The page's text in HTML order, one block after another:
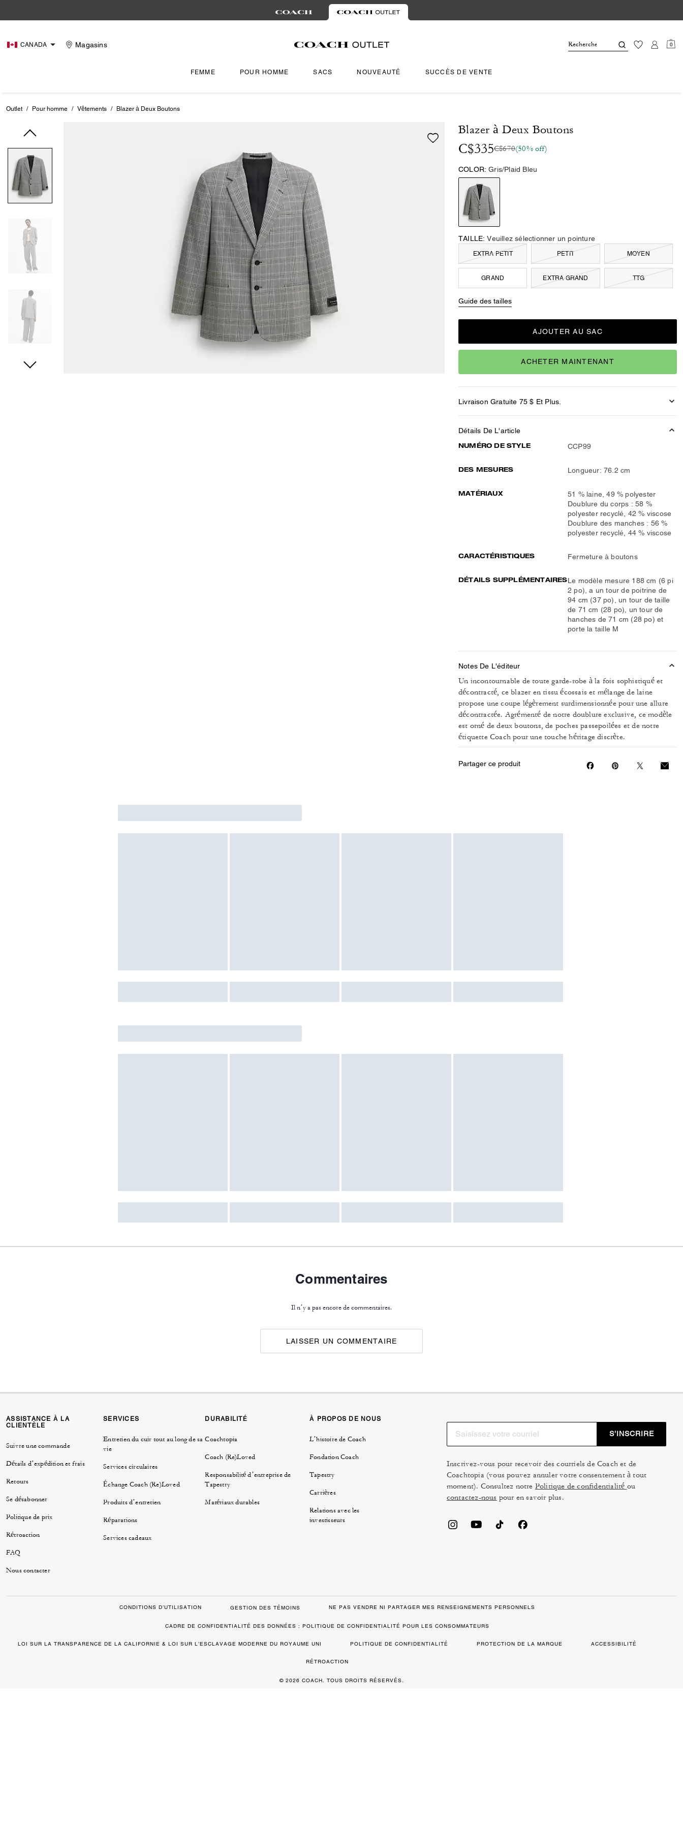
CANADA Magasins 0
FEMME POUR HOMME SACS NOUVEAUTÉ SUCCÈS DE VENTE
Outlet / Pour homme / Vêtements / Blazer à Deux Boutons
Blazer à Deux Boutons
C$335C$670(50% off)
COLOR: Gris/Plaid Bleu
TAILLE: Veuillez sélectionner un pointure
EXTRA PETIT PETIT MOYEN
GRAND EXTRA GRAND TTG
Guide des tailles
AJOUTER AU SAC
ACHETER MAINTENANT
Livraison Gratuite 75 $ Et Plus.
Détails De L'article
NUMÉRO DE STYLE CCP99
DES MESURES Longueur: 76.2 cm
MATÉRIAUX
51 % laine, 49 % polyester
Doublure du corps : 58 %
polyester recyclé, 42 % viscose
Doublure des manches : 56 %
polyester recyclé, 44 % viscose
CARACTÉRISTIQUES Fermeture à boutons
DÉTAILS SUPPLÉMENTAIRESLe modèle mesure 188 cm (6 pi
2 po), a un tour de poitrine de
94 cm (37 po), un tour de taille
de 71 cm (28 po), un tour de
hanches de 71 cm (28 po) et
porte la taille M
Notes De L'éditeur
Un incontournable de toute garde-robe à la fois sophistiqué et
décontracté, ce blazer en tissu écossais et mélange de laine
propose une coupe légèrement surdimensionnée pour une allure
décontractée. Agrémenté de notre doublure exclusive, ce modèle
est orné de deux boutons, de poches passepoilées et de notre
étiquette Coach pour une touche héritage discrète.
Partager ce produit
Commentaires
Il n’y a pas encore de commentaires.
LAISSER UN COMMENTAIRE
ASSISTANCE À LA
CLIENTÈLE
Suivre une commande
Détails d’expédition et frais
Retours
Se désabonner
Politique de prix
Rétroaction
FAQ
Nous contacter
SERVICES
Entretien du cuir tout au long de sa
vie
Services circulaires
Échange Coach (Re)Loved
Produits d’entretien
Réparations
Services cadeaux
DURABILITÉ
Coachtopia
Coach (Re)Loved
Responsabilité d’entreprise de
Tapestry
Matériaux durables
À PROPOS DE NOUS
L’histoire de Coach
Fondation Coach
Tapestry
Carrières
Relations avec les
investisseurs
S’INSCRIRE
Inscrivez-vous pour recevoir des courriels de Coach et de
Coachtopia (vous pouvez annuler votre consentement à tout
moment). Consultez notre Politique de confidentialité ou
contactez-nous pour en savoir plus.
CONDITIONS D’UTILISATION GESTION DES TÉMOINS NE PAS VENDRE NI PARTAGER MES RENSEIGNEMENTS PERSONNELS
CADRE DE CONFIDENTIALITÉ DES DONNÉES : POLITIQUE DE CONFIDENTIALITÉ POUR LES CONSOMMATEURS
LOI SUR LA TRANSPARENCE DE LA CALIFORNIE & LOI SUR L’ESCLAVAGE MODERNE DU ROYAUME UNI POLITIQUE DE CONFIDENTIALITÉ PROTECTION DE LA MARQUE ACCESSIBILITÉ
RÉTROACTION
© 2026 COACH. TOUS DROITS RÉSERVÉS.